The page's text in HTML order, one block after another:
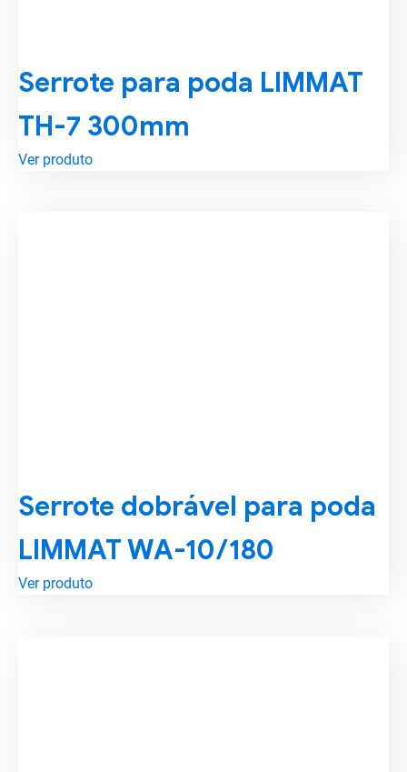
Serrote para poda LIMMAT
TH-7 300mm
Ver produto
Serrote dobrável para poda
LIMMAT WA-10/180
Ver produto